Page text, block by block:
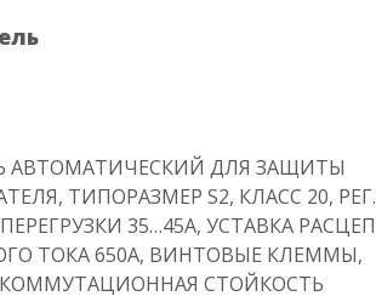
АВТОМАТИЧЕСКИЙ ДЛЯ ЗАЩИТЫ
ТИПОРАЗМЕР S2, КЛАСС 20, РЕГ.
35…45А, УСТАВКА
ТОКА 650A, ВИНТОВЫЕ КЛЕММЫ,
СТОЙКОСТЬ